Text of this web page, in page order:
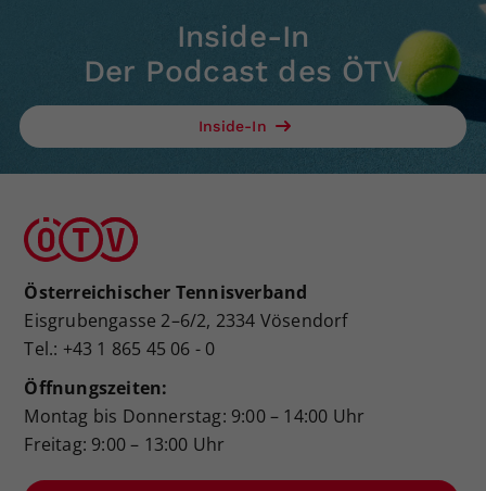
Inside-In
Der Podcast des ÖTV
Inside-In
Österreichischer Tennisverband
Eisgrubengasse 2–6/2, 2334 Vösendorf
Tel.: +43 1 865 45 06 - 0
Öffnungszeiten:
Montag bis Donnerstag: 9:00 – 14:00 Uhr
Freitag: 9:00 – 13:00 Uhr